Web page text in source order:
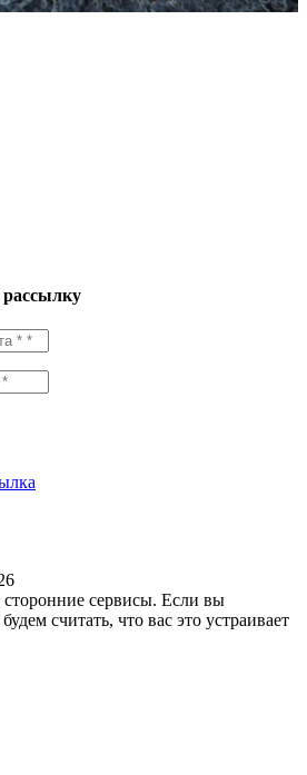
сторонние сервисы. Если вы
считать, что вас это устраивает